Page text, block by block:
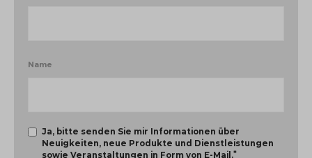
Name
Ja, bitte senden Sie mir Informationen über
Neuigkeiten, neue Produkte und Dienstleistungen
sowie Veranstaltungen in Form von E-Mail.*